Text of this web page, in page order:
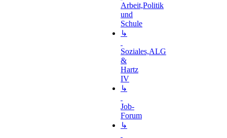
Arbeit,Politik
und
Schule
↳
Soziales,ALG
&
Hartz
IV
↳
Job-
Forum
↳